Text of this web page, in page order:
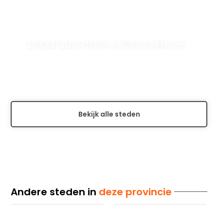
Bekijk alle steden
Andere steden in deze provincie